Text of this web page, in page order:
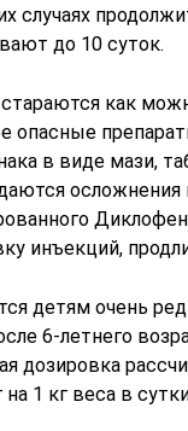
случаях
до 10 суток.
как
опасные
в виде мази,
инъекций,
детям очень
6-летнего
дозировка
1 кг веса в